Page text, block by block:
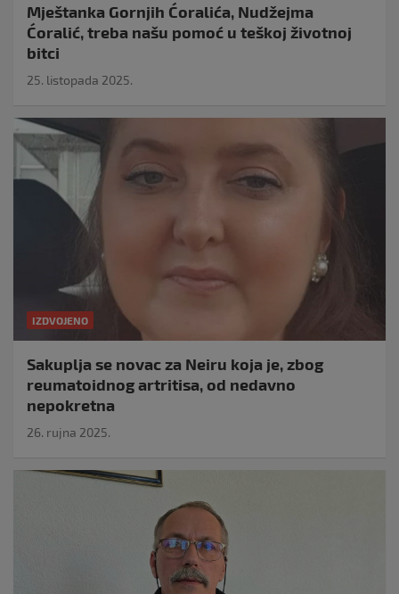
Mještanka Gornjih Ćoralića, Nudžejma
Ćoralić, treba našu pomoć u teškoj životnoj
bitci
25. listopada 2025.
IZDVOJENO
Sakuplja se novac za Neiru koja je, zbog
reumatoidnog artritisa, od nedavno
nepokretna
26. rujna 2025.